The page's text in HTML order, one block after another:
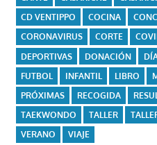
CD VENTIPPO
COCINA
CORONAVIRUS
CORTE
DEPORTIVAS
DONACIÓN
FUTBOL
INFANTIL LIBRO
PRÓXIMAS
RECOGIDA
TAEKWONDO
TALLER
VERANO
VIAJE